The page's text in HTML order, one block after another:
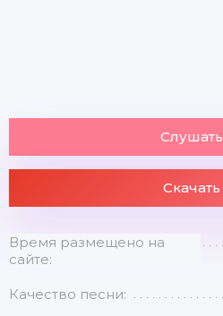
Слушать
Скачать
Время размещено на
сайте:
Качество песни: